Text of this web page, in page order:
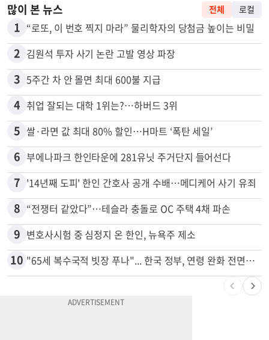
많이 본 뉴스 전체 로컬
1 “로또, 이 번호 찍지 마라” 물리학자의 당첨금 높이는 비밀
2 김원석 투자 사기 논란 고발 영상 파장
3 5주간 차 안 몰면 최대 600불 지급
4 취업 잘되는 대학 1위는?…하버드 3위
5 쌀·라면 값 최대 80% 할인…H마트 ‘폭탄 세일’
6 부에나파크 한인타운에 281유닛 주거단지 들어선다
7 '14년째 도피' 한인 간호사 공개 수배…메디케어 사기 유죄
8 “전쟁터 같았다”…테슬라 충돌로 OC 주택 4채 파손
9 변호사시험 중 심정지 온 한인, 뉴욕주 제소
10 "65세 복수국적 빗장 푸나"... 한국 정부, 연령 완화 전면 추진